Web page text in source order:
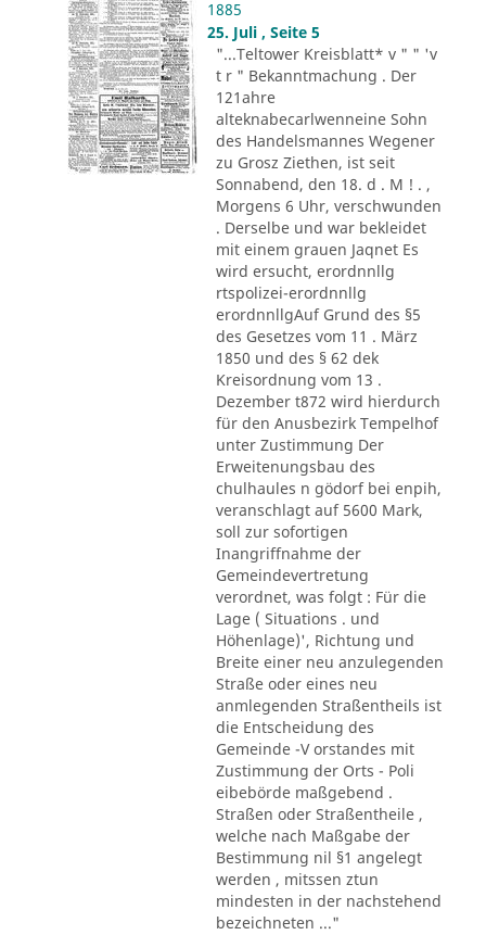
1885
25. Juli , Seite 5
"...Teltower Kreisblatt* v " " 'v
t r " Bekanntmachung . Der
121ahre
alteknabecarlwenneine Sohn
des Handelsmannes Wegener
zu Grosz Ziethen, ist seit
Sonnabend, den 18. d . M ! . ,
Morgens 6 Uhr, verschwunden
. Derselbe und war bekleidet
mit einem grauen Jaqnet Es
wird ersucht, erordnnllg
rtspolizei-erordnnllg
erordnnllgAuf Grund des §5
des Gesetzes vom 11 . März
1850 und des § 62 dek
Kreisordnung vom 13 .
Dezember t872 wird hierdurch
für den Anusbezirk Tempelhof
unter Zustimmung Der
Erweitenungsbau des
chulhaules n gödorf bei enpih,
veranschlagt auf 5600 Mark,
soll zur sofortigen
Inangriffnahme der
Gemeindevertretung
verordnet, was folgt : Für die
Lage ( Situations . und
Höhenlage)', Richtung und
Breite einer neu anzulegenden
Straße oder eines neu
anmlegenden Straßentheils ist
die Entscheidung des
Gemeinde -V orstandes mit
Zustimmung der Orts - Poli
eibebörde maßgebend .
Straßen oder Straßentheile ,
welche nach Maßgabe der
Bestimmung nil §1 angelegt
werden , mitssen ztun
mindesten in der nachstehend
bezeichneten ..."